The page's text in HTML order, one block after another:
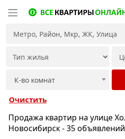
Очистить
Продажа квартир на улице
Новосибирск - 35 объявлений